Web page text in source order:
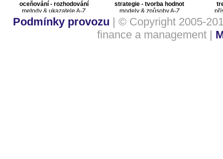
oceňování - rozhodování
strategie - tvorba hodnot
metody & ukazatele A-Z
modely & způsoby A-Z
Podmínky provozu | © Copyright 2005-
finance a management |